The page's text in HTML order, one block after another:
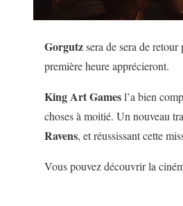
Gorgutzsera de sera de
première heure apprécieront.
King Art Gamesl’a bien
choses à moitié. Un nouveau
Ravens, et réussissant cette
Vous pouvez découvrir la